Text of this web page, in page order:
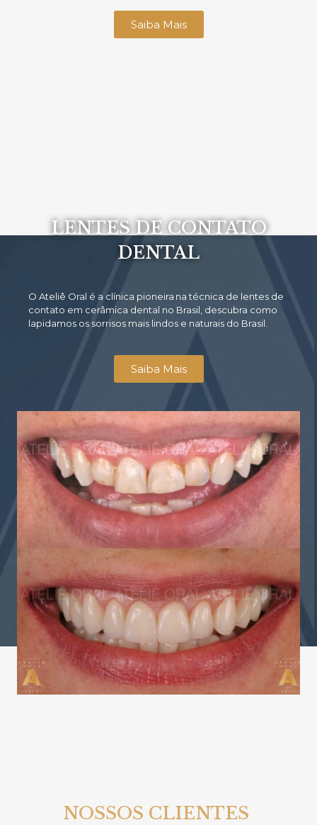
Saiba Mais
LENTES DE CONTATO
DENTAL
O Ateliê Oral é a clínica pioneira na técnica de lentes de
contato em cerâmica dental no Brasil, descubra como
lapidamos os sorrisos mais lindos e naturais do Brasil.
Saiba Mais
NOSSOS CLIENTES